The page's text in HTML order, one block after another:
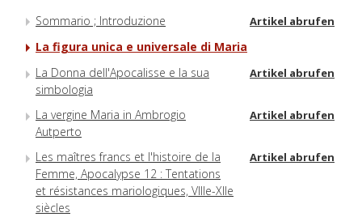
Sommario ; Introduzione Artikel abrufen
La figura unica e universale di Maria
La Donna dell'Apocalisse e la sua
simbologia
Artikel abrufen
La vergine Maria in Ambrogio
Autperto
Artikel abrufen
Les maîtres francs et l'histoire de la
Femme, Apocalypse 12 : Tentations
et résistances mariologiques, VIIIe-XIIe
siècles
Artikel abrufen